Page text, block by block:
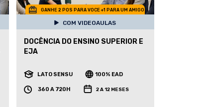
GANHE 2 POS PARA VOCE +1 PARA UM AMIGO
COM VIDEOAULAS
DOCÊNCIA DO ENSINO SUPERIOR E
EJA
LATO SENSU 100% EAD
360 A 720H 2 A 12 MESES